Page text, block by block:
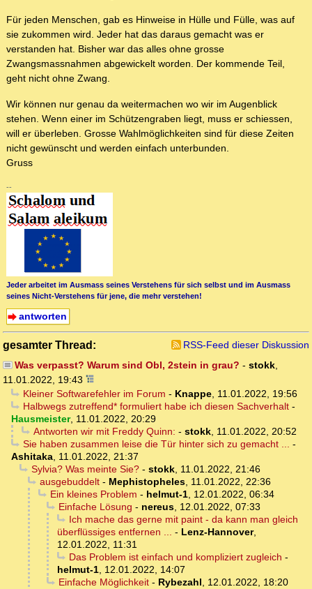
Für jeden Menschen, gab es Hinweise in Hülle und Fülle, was auf
sie zukommen wird. Jeder hat das daraus gemacht was er
verstanden hat. Bisher war das alles ohne grosse
Zwangsmassnahmen abgewickelt worden. Der kommende Teil,
geht nicht ohne Zwang.
Wir können nur genau da weitermachen wo wir im Augenblick
stehen. Wenn einer im Schützengraben liegt, muss er schiessen,
will er überleben. Grosse Wahlmöglichkeiten sind für diese Zeiten
nicht gewünscht und werden einfach unterbunden.
Gruss
--
Jeder arbeitet im Ausmass seines Verstehens für sich selbst und im Ausmass
seines Nicht-Verstehens für jene, die mehr verstehen!
antworten
gesamter Thread:
RSS-Feed dieser Diskussion
Was verpasst? Warum sind Obl, 2stein in grau? - stokk,
11.01.2022, 19:43
Kleiner Softwarefehler im Forum - Knappe, 11.01.2022, 19:56
Halbwegs zutreffend* formuliert habe ich diesen Sachverhalt-
Hausmeister, 11.01.2022, 20:29
Antworten wir mit Freddy Quinn: - stokk, 11.01.2022, 20:52
Sie haben zusammen leise die Tür hinter sich zu gemacht ... -
Ashitaka, 11.01.2022, 21:37
Sylvia? Was meinte Sie?- stokk, 11.01.2022, 21:46
ausgebuddelt- Mephistopheles, 11.01.2022, 22:36
Ein kleines Problem - helmut-1, 12.01.2022, 06:34
Einfache Lösung - nereus, 12.01.2022, 07:33
Ich mache das gerne mit paint - da kann man gleich
überflüssiges entfernen ... - Lenz-Hannover,
12.01.2022, 11:31
Das Problem ist einfach und kompliziert zugleich -
helmut-1, 12.01.2022, 14:07
Einfache Möglichkeit- Rybezahl, 12.01.2022, 18:20